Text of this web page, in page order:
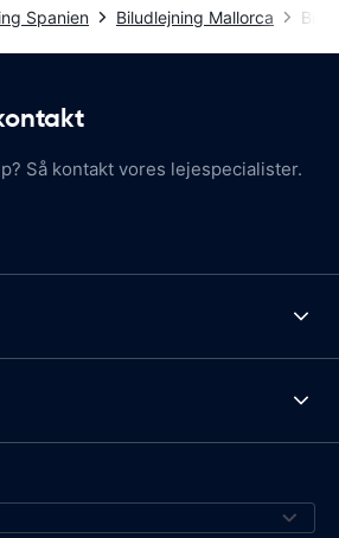
Spanien Biludlejning Mallorca
Så kontakt vores lejespecialister.